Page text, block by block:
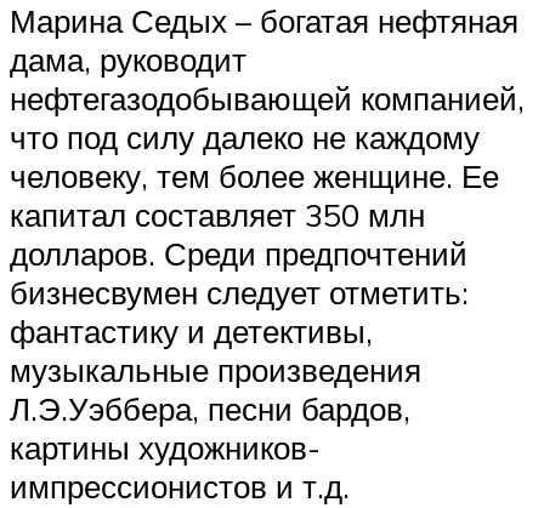
Марина Седых – богатая нефтяная
дама, руководит
нефтегазодобывающей компанией,
что под силу далеко не каждому
человеку, тем более женщине. Ее
капитал составляет 350 млн
долларов. Среди предпочтений
бизнесвумен следует отметить:
фантастику и детективы,
музыкальные произведения
Л.Э.Уэббера, песни бардов,
картины художников-
импрессионистов и т.д.